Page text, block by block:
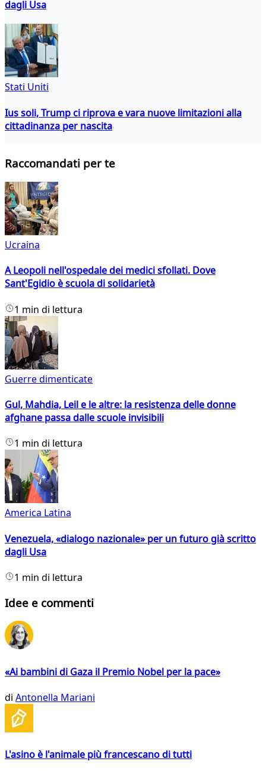
dagli Usa
Stati Uniti
Ius soli, Trump ci riprova e vara nuove limitazioni alla
cittadinanza per nascita
Raccomandati per te
Ucraina
A Leopoli nell'ospedale dei medici sfollati. Dove
Sant'Egidio è scuola di solidarietà
1 min di lettura
Guerre dimenticate
Gul, Mahdia, Leil e le altre: la resistenza delle donne
afghane passa dalle scuole invisibili
1 min di lettura
America Latina
Venezuela, «dialogo nazionale» per un futuro già scritto
dagli Usa
1 min di lettura
Idee e commenti
«Ai bambini di Gaza il Premio Nobel per la pace»
di Antonella Mariani
L'asino è l'animale più francescano di tutti